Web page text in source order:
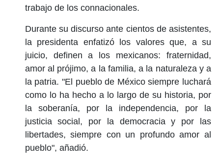
trabajo de los connacionales.
Durante su discurso ante cientos de asistentes,
la presidenta enfatizó los valores que, a su
juicio, definen a los mexicanos: fraternidad,
amor al prójimo, a la familia, a la naturaleza y a
la patria. "El pueblo de México siempre luchará
como lo ha hecho a lo largo de su historia, por
la soberanía, por la independencia, por la
justicia social, por la democracia y por las
libertades, siempre con un profundo amor al
pueblo", añadió.